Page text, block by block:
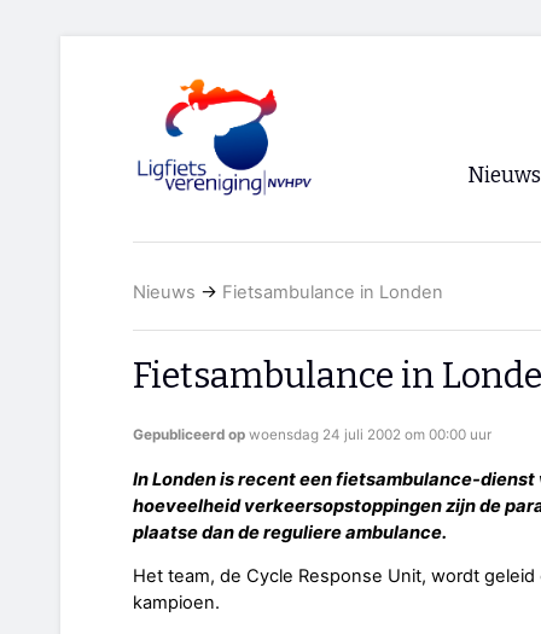
Nieuws
RSS
Nieuws → Fietsambulance in Londen
Fietsambulance in
Gepubliceerd op woensdag 24 juli 2002 om 00:00 uur
In Londen is recent een fietsambulance-
hoeveelheid verkeersopstoppingen zijn de
plaatse dan de reguliere ambulance.
Het team, de Cycle Response Unit, wordt
kampioen.